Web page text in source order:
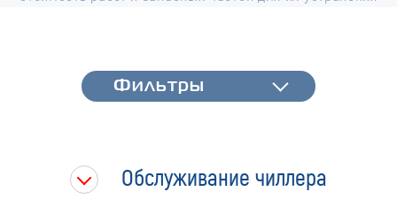
Фильтры
Фильтры
Обслуживание чиллера